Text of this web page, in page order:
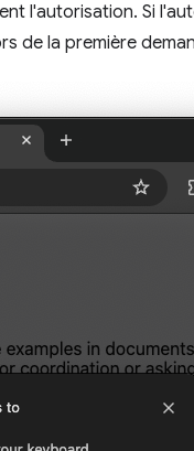
l'autorisation. Si
de la première